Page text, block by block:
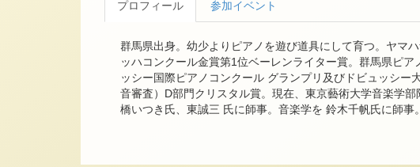
プロフィール 参加イベント
群馬県出身。幼少よりピアノを遊び道具にして育つ。ヤマ
ッハコンクール金賞第1位ベーレンライター賞。群馬県ピ
ッシー国際ピアノコンクール グランプリ及びドビュッシー
音審査）D部門クリスタル賞。現在、東京藝術大学音楽学
橋いつき氏、東誠三 氏に師事。音楽学を 鈴木千帆氏に師事。